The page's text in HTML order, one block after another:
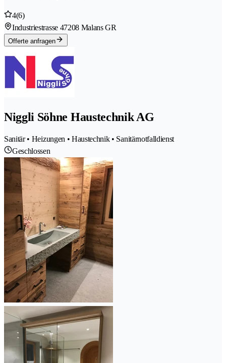
4(6)
Industriestrasse 47208 Malans GR
Offerte anfragen
Niggli Söhne Haustechnik AG
Sanitär • Heizungen • Haustechnik • Sanitärnotfalldienst
Geschlossen